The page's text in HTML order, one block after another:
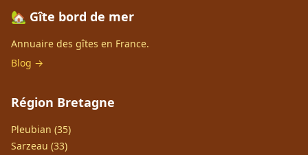
🏡 Gîte bord de mer
Annuaire des gîtes en France.
Blog →
Région Bretagne
Pleubian (35)
Sarzeau (33)